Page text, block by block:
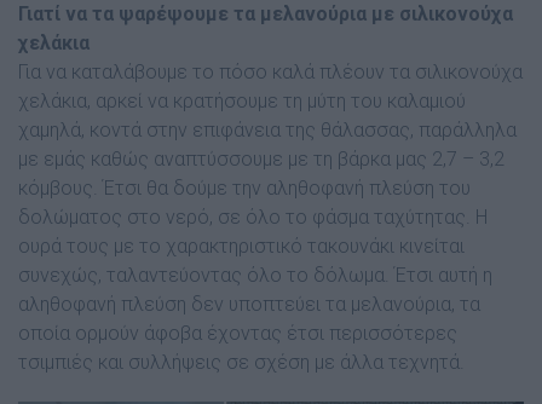
Γιατί να τα ψαρέψουμε τα μελανούρια με σιλικονούχα
χελάκια
Για να καταλάβουμε το πόσο καλά πλέουν τα σιλικονούχα
χελάκια, αρκεί να κρατήσουμε τη μύτη του καλαμιού
χαμηλά, κοντά στην επιφάνεια της θάλασσας, παράλληλα
με εμάς καθώς αναπτύσσουμε με τη βάρκα μας 2,7 – 3,2
κόμβους. Έτσι θα δούμε την αληθοφανή πλεύση του
δολώματος στο νερό, σε όλο το φάσμα ταχύτητας. Η
ουρά τους με το χαρακτηριστικό τακουνάκι κινείται
συνεχώς, ταλαντεύοντας όλο το δόλωμα. Έτσι αυτή η
αληθοφανή πλεύση δεν υποπτεύει τα μελανούρια, τα
οποία ορμούν άφοβα έχοντας έτσι περισσότερες
τσιµπιές και συλλήψεις σε σχέση µε άλλα τεχνητά.